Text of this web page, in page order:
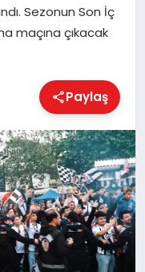
Sezonun Son İç
maçına çıkacak
Paylaş